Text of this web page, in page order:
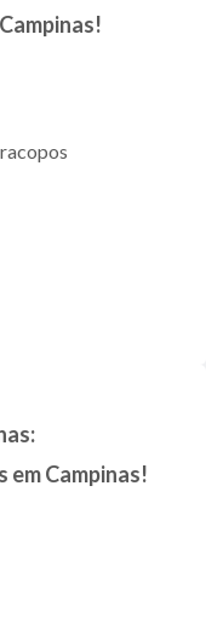
Campinas!